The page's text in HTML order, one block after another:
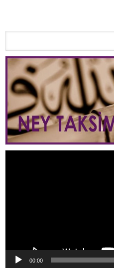
00:00